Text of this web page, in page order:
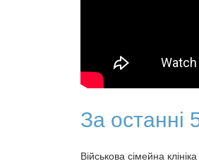
За останні
Військова сімейна